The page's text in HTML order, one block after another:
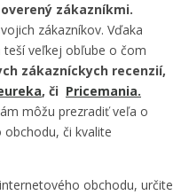
zákazníkmi.
zákazníkov. Vďaka
veľkej obľube o čom
zákazníckych recenzií,
, či Pricemania.
môžu prezradiť veľa o
či kvalite
obchodu, určite